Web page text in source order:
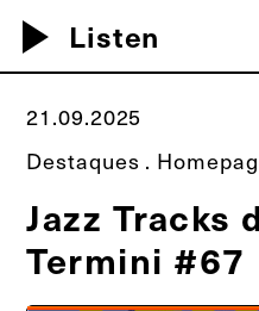
play_arrow Listen
21.09.2025
Destaques .
Jazz Tracks
Termini #67